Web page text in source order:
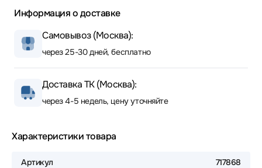
Информация о доставке
Самовывоз (Москва):
через 25-30 дней, бесплатно
Доставка ТК (Москва):
через 4-5 недель, цену уточняйте
Характеристики товара
Артикул 717868